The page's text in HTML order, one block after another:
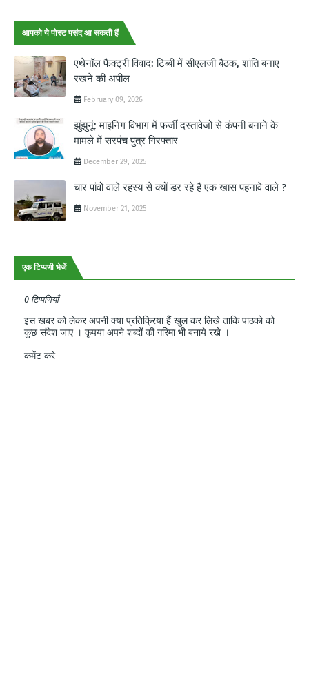
आपको ये पोस्ट पसंद आ सकती हैं
एथेनॉल फैक्ट्री विवाद: टिब्बी में सीएलजी बैठक, शांति बनाए
रखने की अपील
February 09, 2026
झुंझुनूं: माइनिंग विभाग में फर्जी दस्तावेजों से कंपनी बनाने के
मामले में सरपंच पुत्र गिरफ्तार
December 29, 2025
चार पांवों वाले रहस्य से क्यों डर रहे हैं एक खास पहनावे वाले ?
November 21, 2025
एक टिप्पणी भेजें
0 टिप्पणियाँ
इस खबर को लेकर अपनी क्या प्रतिक्रिया हैं खुल कर लिखे ताकि पाठको को
कुछ संदेश जाए । कृपया अपने शब्दों की गरिमा भी बनाये रखे ।
कमेंट करे